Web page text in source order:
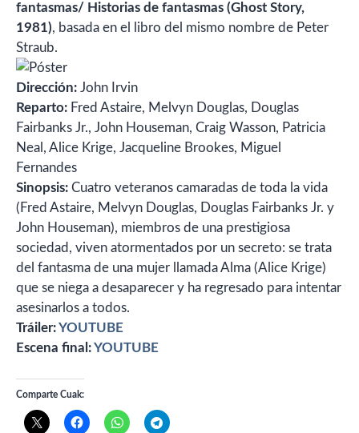
fantasmas/ Historias de fantasmas (Ghost Story,
1981), basada en el libro del mismo nombre de Peter
Straub.
Dirección: John Irvin
Reparto: Fred Astaire, Melvyn Douglas, Douglas
Fairbanks Jr., John Houseman, Craig Wasson, Patricia
Neal, Alice Krige, Jacqueline Brookes, Miguel
Fernandes
Sinopsis: Cuatro veteranos camaradas de toda la vida
(Fred Astaire, Melvyn Douglas, Douglas Fairbanks Jr. y
John Houseman), miembros de una prestigiosa
sociedad, viven atormentados por un secreto: se trata
del fantasma de una mujer llamada Alma (Alice Krige)
que se niega a desaparecer y ha regresado para intentar
asesinarlos a todos.
Tráiler:YOUTUBE
Escena final:YOUTUBE
Comparte Cuak: